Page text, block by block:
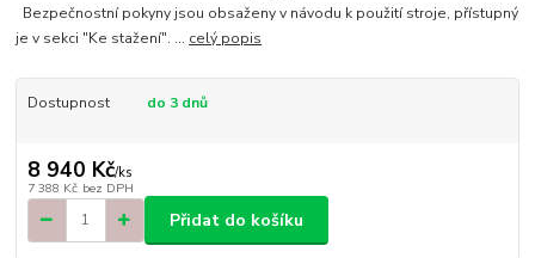
Bezpečnostní pokyny jsou obsaženy v návodu k použití stroje, přístupný
je v sekci "Ke stažení". ... celý popis
Dostupnost do 3 dnů
8 940 Kč/ks
7 388 Kč bez DPH
Přidat do košíku